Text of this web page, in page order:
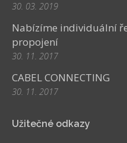
30. 03. 2019
Nabízíme individuální
propojení
30. 11. 2017
CABEL CONNECTING
30. 11. 2017
Užitečné odkazy